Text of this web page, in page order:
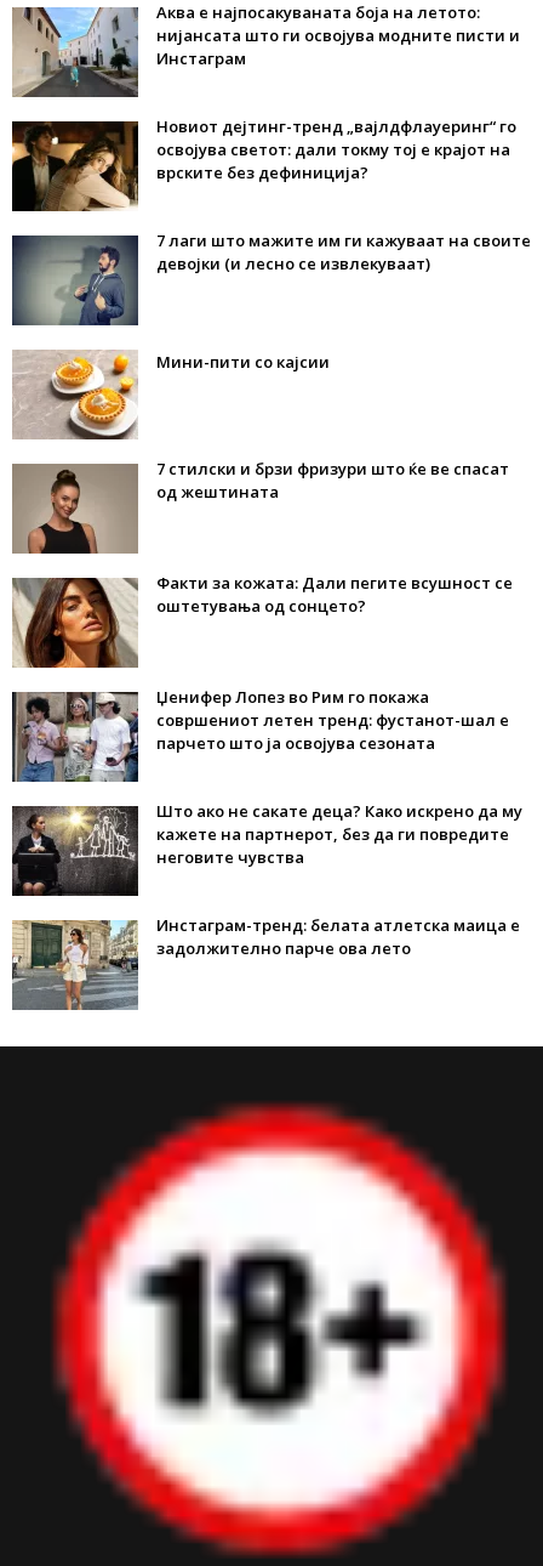
Аква е најпосакуваната боја на летото:
нијансата што ги освојува модните писти и
Инстаграм
Новиот дејтинг-тренд „вајлдфлауеринг“ го
освојува светот: дали токму тој е крајот на
врските без дефиниција?
7 лаги што мажите им ги кажуваат на своите
девојки (и лесно се извлекуваат)
Мини-пити со кајсии
7 стилски и брзи фризури што ќе ве спасат
од жештината
Факти за кожата: Дали пегите всушност се
оштетувања од сонцето?
Џенифер Лопез во Рим го покажа
совршениот летен тренд: фустанот-шал е
парчето што ја освојува сезоната
Што ако не сакате деца? Како искрено да му
кажете на партнерот, без да ги повредите
неговите чувства
Инстаграм-тренд: белата атлетска маица е
задолжително парче ова лето